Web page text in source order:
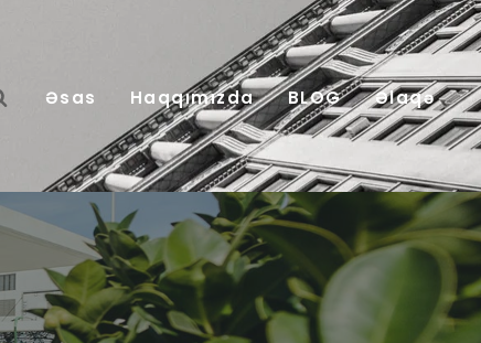
Əsas Haqqımızda BLOG Əlaqə